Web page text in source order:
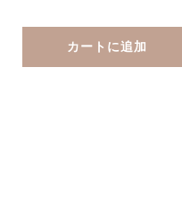
カートに追加